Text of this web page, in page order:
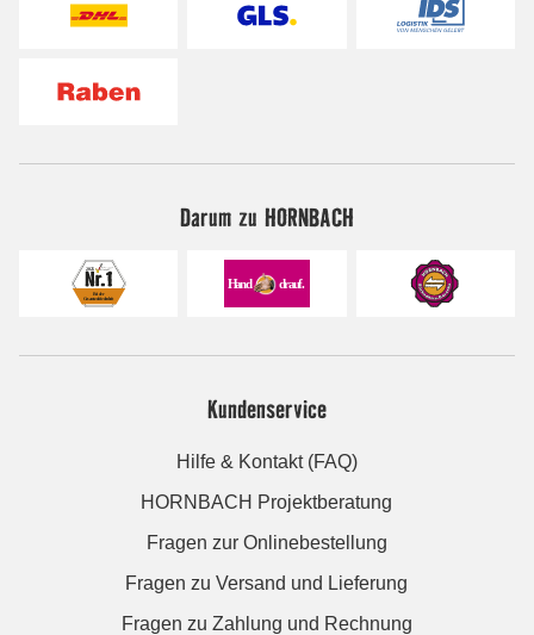
Darum zu HORNBACH
Kundenservice
Hilfe & Kontakt (FAQ)
HORNBACH Projektberatung
Fragen zur Onlinebestellung
Fragen zu Versand und Lieferung
Fragen zu Zahlung und Rechnung